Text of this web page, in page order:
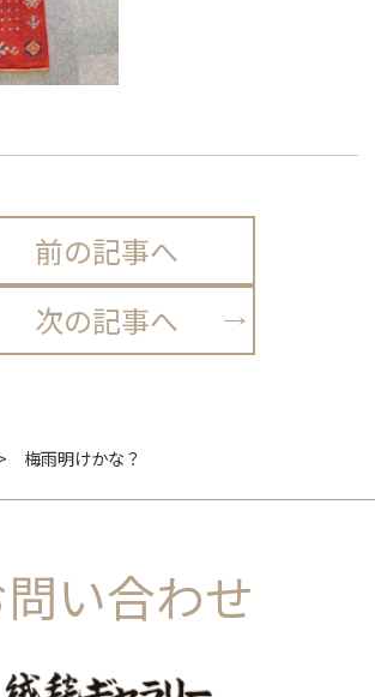
前の記事へ
次の記事へ
梅雨明けかな？
い合わせ